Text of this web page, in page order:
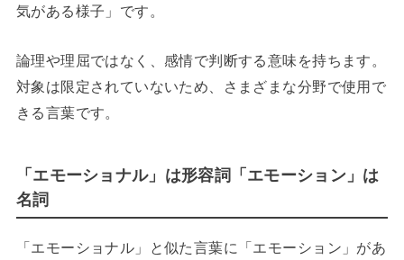
気がある様子」です。
論理や理屈ではなく、感情で判断する意味を持ちます。
対象は限定されていないため、さまざまな分野で使用で
きる言葉です。
「エモーショナル」は形容詞「エモーション」は
名詞
「エモーショナル」と似た言葉に「エモーション」があ